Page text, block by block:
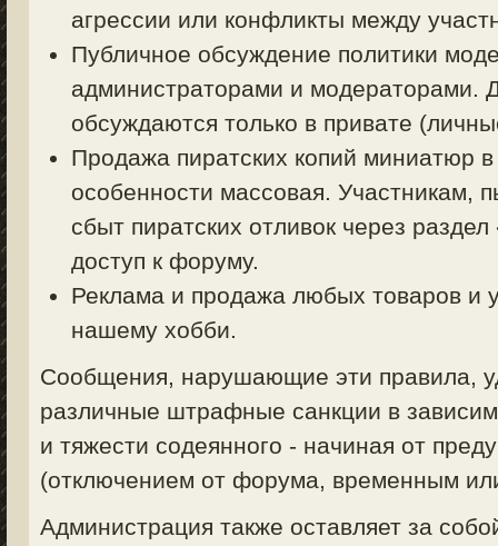
агрессии или конфликты между
Публичное обсуждение политики
администраторами и модераторами.
обсуждаются только в привате
Продажа пиратских копий миниатюр
особенности массовая. Участникам,
сбыт пиратских отливок через
доступ к форуму.
Реклама и продажа любых товаров и
нашему хобби.
Сообщения, нарушающие эти правила,
различные штрафные санкции в
и тяжести содеянного - начиная от
(отключением от форума, временным
Администрация также оставляет за